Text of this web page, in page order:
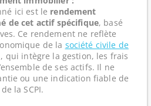
ici est le rendement
de cet actif spécifique, basé
Ce rendement ne reflète
de la société civile de
, qui intègre la gestion, les frais
de ses actifs. Il ne
ou une indication fiable de
la SCPI.